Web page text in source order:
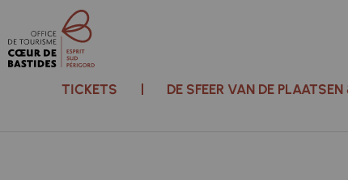
TICKETS DE SFEER VAN DE